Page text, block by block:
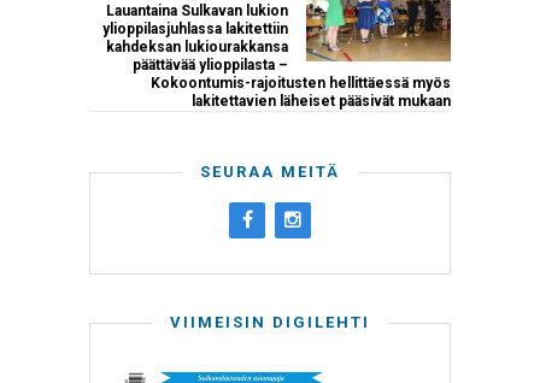
Lauantaina Sulkavan lukion
ylioppilasjuhlassa lakitettiin
kahdeksan lukiourakkansa
päättävää ylioppilasta –
Kokoontumis-rajoitusten hellittäessä myös
lakitettavien läheiset pääsivät mukaan
SEURAA MEITÄ
VIIMEISIN DIGILEHTI